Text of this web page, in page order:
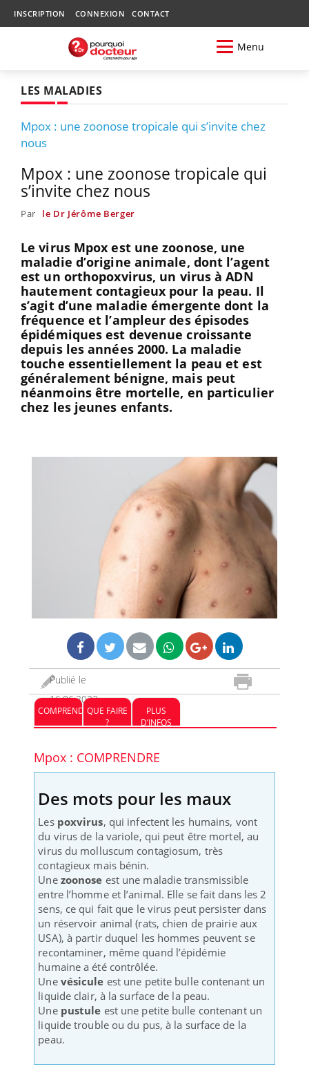
INSCRIPTION CONNEXION CONTACT
Menu
LES MALADIES
Mpox : une zoonose tropicale qui s’invite chez
nous
Mpox : une zoonose tropicale qui
s’invite chez nous
Par le Dr Jérôme Berger
Le virus Mpox est une zoonose, une
maladie d’origine animale, dont l’agent
est un orthopoxvirus, un virus à ADN
hautement contagieux pour la peau. Il
s’agit d’une maladie émergente dont la
fréquence et l’ampleur des épisodes
épidémiques est devenue croissante
depuis les années 2000. La maladie
touche essentiellement la peau et est
généralement bénigne, mais peut
néanmoins être mortelle, en particulier
chez les jeunes enfants.
Publié le
16.06.2022
COMPRENDREQUE FAIRE
?
PLUS
D’INFOS
Mpox : COMPRENDRE
Des mots pour les maux
Les poxvirus, qui infectent les humains, vont
du virus de la variole, qui peut être mortel, au
virus du molluscum contagiosum, très
contagieux mais bénin.
Une zoonose est une maladie transmissible
entre l’homme et l’animal. Elle se fait dans les 2
sens, ce qui fait que le virus peut persister dans
un réservoir animal (rats, chien de prairie aux
USA), à partir duquel les hommes peuvent se
recontaminer, même quand l’épidémie
humaine a été contrôlée.
Une vésicule est une petite bulle contenant un
liquide clair, à la surface de la peau.
Une pustule est une petite bulle contenant un
liquide trouble ou du pus, à la surface de la
peau.